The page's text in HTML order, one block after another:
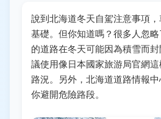
說到北海道冬天自駕注意事項
基礎。但你知道嗎？很多人忽
的道路在冬天可能因為積雪而
議使用像日本國家旅游局官網
路況。另外， 北海道道路情報
你避開危險路段。